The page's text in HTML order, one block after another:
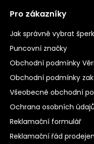
Pro zákazníky
Jak správně vybrat šperk
Puncovní značky
Obchodní podmínky
Obchodní podmínky
Všeobecné obchodní
Ochrana osobních údajů
Reklamační formulář
Reklamační řád prodejen